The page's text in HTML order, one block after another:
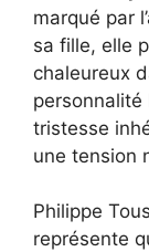
marqué par
sa fille, elle
chaleureux
personnalité
tristesse
une tension
Philippe
représente